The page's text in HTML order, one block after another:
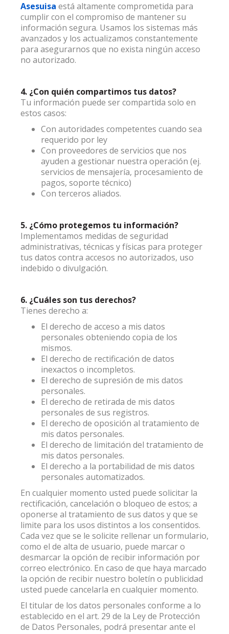
Asesuisa está altamente comprometida para
cumplir con el compromiso de mantener su
información segura. Usamos los sistemas más
avanzados y los actualizamos constantemente
para asegurarnos que no exista ningún acceso
no autorizado.
4. ¿Con quién compartimos tus datos?
Tu información puede ser compartida solo en
estos casos:
Con autoridades competentes cuando sea
requerido por ley
Con proveedores de servicios que nos
ayuden a gestionar nuestra operación (ej.
servicios de mensajería, procesamiento de
pagos, soporte técnico)
Con terceros aliados.
5. ¿Cómo protegemos tu información?
Implementamos medidas de seguridad
administrativas, técnicas y físicas para proteger
tus datos contra accesos no autorizados, uso
indebido o divulgación.
6. ¿Cuáles son tus derechos?
Tienes derecho a:
El derecho de acceso a mis datos
personales obteniendo copia de los
mismos.
El derecho de rectificación de datos
inexactos o incompletos.
El derecho de supresión de mis datos
personales.
El derecho de retirada de mis datos
personales de sus registros.
El derecho de oposición al tratamiento de
mis datos personales.
El derecho de limitación del tratamiento de
mis datos personales.
El derecho a la portabilidad de mis datos
personales automatizados.
En cualquier momento usted puede solicitar la
rectificación, cancelación o bloqueo de estos; a
oponerse al tratamiento de sus datos y que se
limite para los usos distintos a los consentidos.
Cada vez que se le solicite rellenar un formulario,
como el de alta de usuario, puede marcar o
desmarcar la opción de recibir información por
correo electrónico. En caso de que haya marcado
la opción de recibir nuestro boletín o publicidad
usted puede cancelarla en cualquier momento.
El titular de los datos personales conforme a lo
establecido en el art. 29 de la Ley de Protección
de Datos Personales, podrá presentar ante el